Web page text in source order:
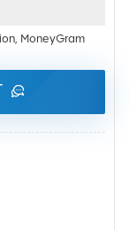
MoneyGram